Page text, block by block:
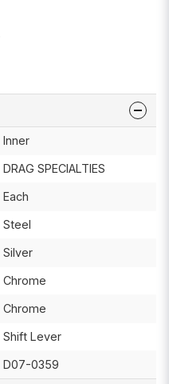
Inner
DRAG SPECIALTIES
Each
Steel
Silver
Chrome
Chrome
Shift Lever
D07-0359